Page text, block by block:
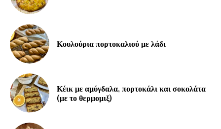
Κουλούρια πορτοκαλιού με λάδι
Κέικ με αμύγδαλα, πορτοκάλι και σοκολάτα
(με το θερμομιξ)